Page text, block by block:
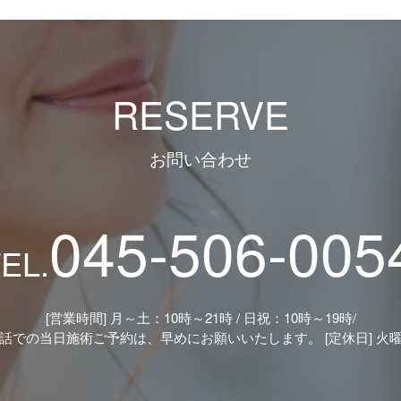
RESERVE
お問い合わせ
045-506-
[営業時間] 月～土：10時～21時 / 日祝：10時～19時/
での当日施術ご予約は、早めにお願いいたします。 [定休日] 火